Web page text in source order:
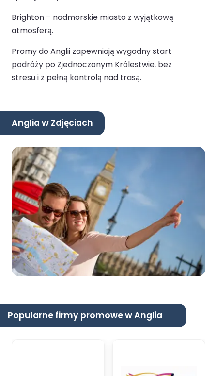
Brighton – nadmorskie miasto z wyjątkową
atmosferą.
Promy do Anglii zapewniają wygodny start
podróży po Zjednoczonym Królestwie, bez
stresu i z pełną kontrolą nad trasą.
Anglia w Zdjęciach
Popularne firmy promowe w Anglia